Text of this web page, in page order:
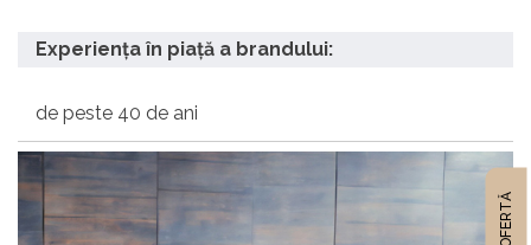
Experiența în piață a brandului:
de peste 40 de ani